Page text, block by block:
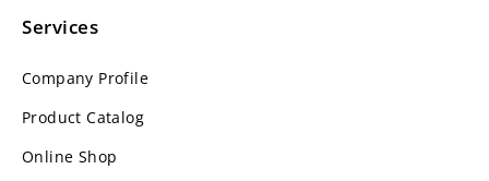
Services
Company Profile
Product Catalog
Online Shop